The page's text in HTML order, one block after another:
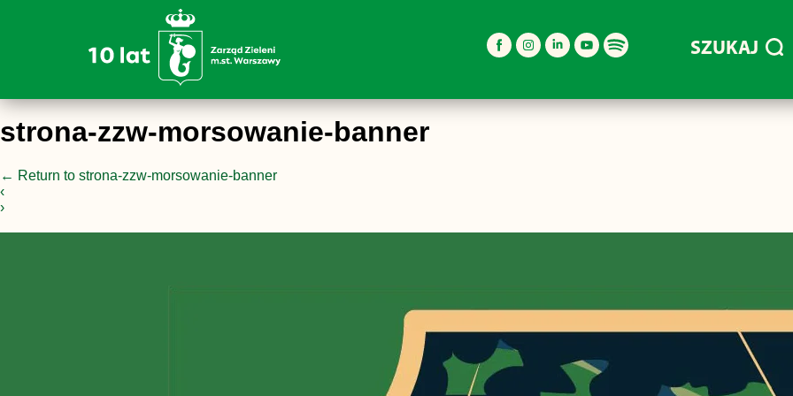
SZUKAJ
strona-zzw-morsowanie-banner
← Return to strona-zzw-morsowanie-banner
‹
›